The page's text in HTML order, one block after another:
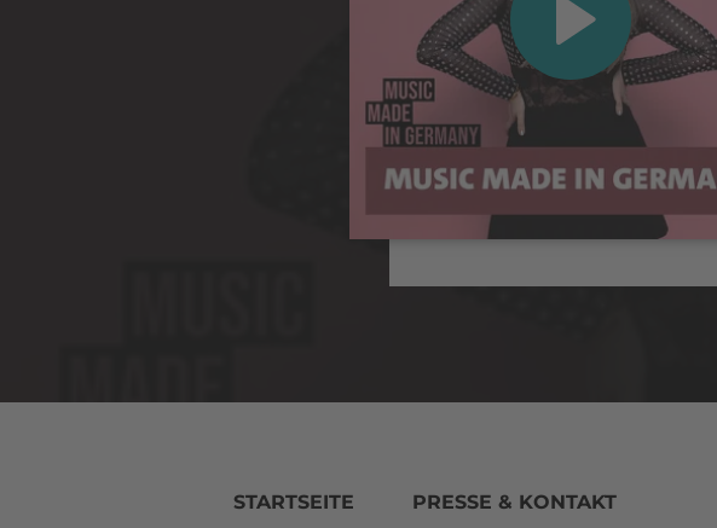
STARTSEITE PRESSE & KONTAKT